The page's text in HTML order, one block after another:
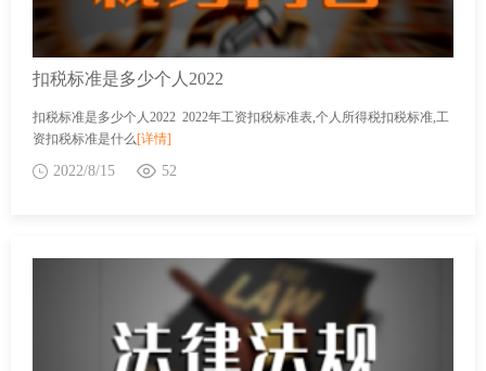
扣税标准是多少个人2022
扣税标准是多少个人2022 2022年工资扣税标准表,个人所得税扣税标准,工
资扣税标准是什么[详情]
2022/8/15 52